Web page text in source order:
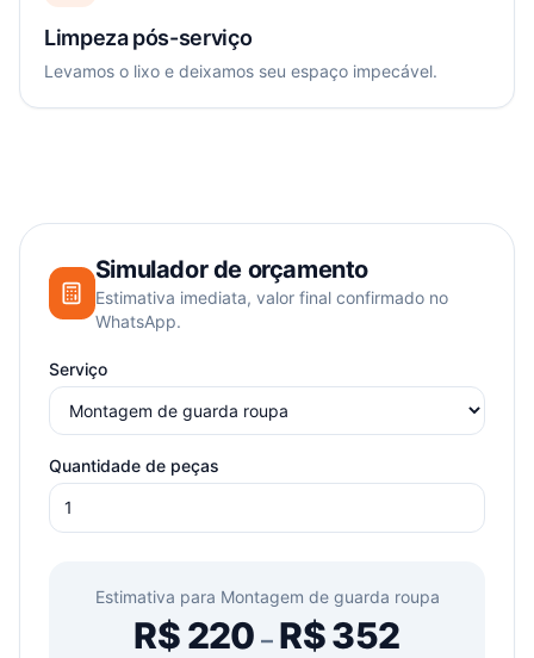
Limpeza pós-serviço
Levamos o lixo e deixamos seu espaço impecável.
Simulador de orçamento
Estimativa imediata, valor final confirmado no
WhatsApp.
Serviço
Quantidade de peças
Estimativa para Montagem de guarda roupa
R$220 –R$352